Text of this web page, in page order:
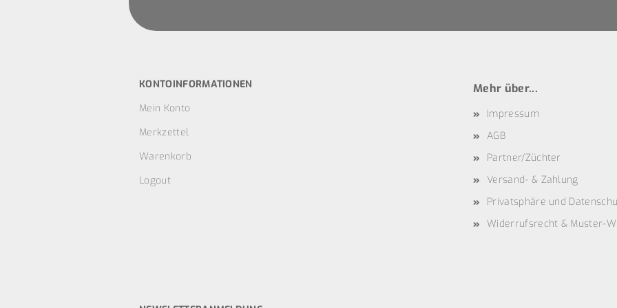
KONTOINFORMATIONEN
Mein Konto
Merkzettel
Warenkorb
Logout
Mehr über...
Impressum
AGB
Partner/Züchter
Versand- & Zahlung
Privatsphäre und
Widerrufsrecht & Muster-